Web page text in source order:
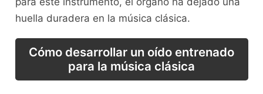
huella duradera ⁢en la música‍ clásica.
Cómo‍ desarrollar un oído‍ entrenado
para la música clásica